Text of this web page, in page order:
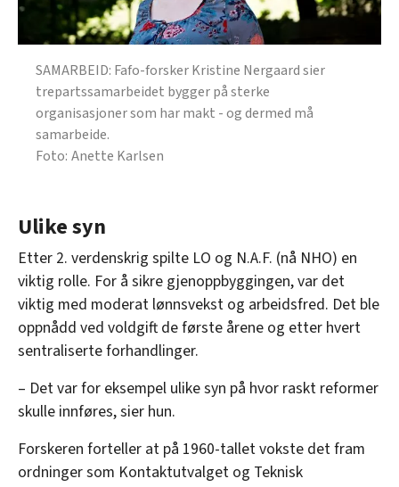
SAMARBEID: Fafo-forsker Kristine Nergaard sier
trepartssamarbeidet bygger på sterke
organisasjoner som har makt - og dermed må
samarbeide.
Anette Karlsen
Ulike syn
Etter 2. verdenskrig spilte LO og N.A.F. (nå NHO) en
viktig rolle. For å sikre gjenoppbyggingen, var det
viktig med moderat lønnsvekst og arbeidsfred. Det ble
oppnådd ved voldgift de første årene og etter hvert
sentraliserte forhandlinger.
– Det var for eksempel ulike syn på hvor raskt reformer
skulle innføres, sier hun.
Forskeren forteller at på 1960-tallet vokste det fram
ordninger som Kontaktutvalget og Teknisk